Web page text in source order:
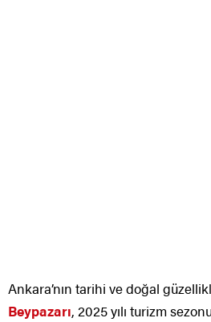
Ankara’nın tarihi ve doğal
Beypazarı, 2025 yılı turizm